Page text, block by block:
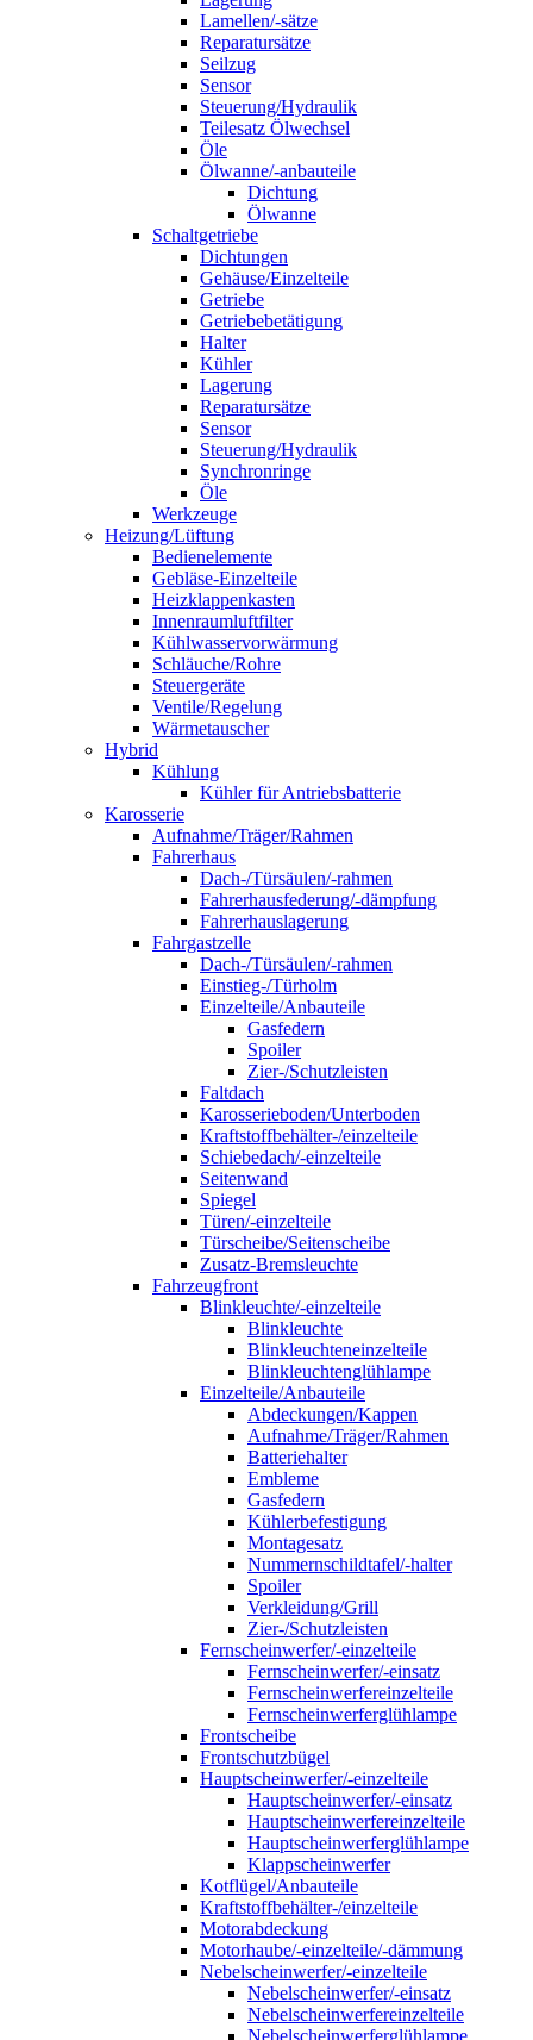
Lamellen/-sätze
Reparatursätze
Seilzug
Sensor
Steuerung/Hydraulik
Teilesatz Ölwechsel
Öle
Ölwanne/-anbauteile
Dichtung
Ölwanne
Schaltgetriebe
Dichtungen
Gehäuse/Einzelteile
Getriebe
Getriebebetätigung
Halter
Kühler
Lagerung
Reparatursätze
Sensor
Steuerung/Hydraulik
Synchronringe
Öle
Werkzeuge
Heizung/Lüftung
Bedienelemente
Gebläse-Einzelteile
Heizklappenkasten
Innenraumluftfilter
Kühlwasservorwärmung
Schläuche/Rohre
Steuergeräte
Ventile/Regelung
Wärmetauscher
Hybrid
Kühlung
Kühler für Antriebsbatterie
Karosserie
Aufnahme/Träger/Rahmen
Fahrerhaus
Dach-/Türsäulen/-rahmen
Fahrerhausfederung/-dämpfung
Fahrerhauslagerung
Fahrgastzelle
Dach-/Türsäulen/-rahmen
Einstieg-/Türholm
Einzelteile/Anbauteile
Gasfedern
Spoiler
Zier-/Schutzleisten
Faltdach
Karosserieboden/Unterboden
Kraftstoffbehälter-/einzelteile
Schiebedach/-einzelteile
Seitenwand
Spiegel
Türen/-einzelteile
Türscheibe/Seitenscheibe
Zusatz-Bremsleuchte
Fahrzeugfront
Blinkleuchte/-einzelteile
Blinkleuchte
Blinkleuchteneinzelteile
Blinkleuchtenglühlampe
Einzelteile/Anbauteile
Abdeckungen/Kappen
Aufnahme/Träger/Rahmen
Batteriehalter
Embleme
Gasfedern
Kühlerbefestigung
Montagesatz
Nummernschildtafel/-halter
Spoiler
Verkleidung/Grill
Zier-/Schutzleisten
Fernscheinwerfer/-einzelteile
Fernscheinwerfer/-einsatz
Fernscheinwerfereinzelteile
Fernscheinwerferglühlampe
Frontscheibe
Frontschutzbügel
Hauptscheinwerfer/-einzelteile
Hauptscheinwerfer/-einsatz
Hauptscheinwerfereinzelteile
Hauptscheinwerferglühlampe
Klappscheinwerfer
Kotflügel/Anbauteile
Kraftstoffbehälter-/einzelteile
Motorabdeckung
Motorhaube/-einzelteile/-dämmung
Nebelscheinwerfer/-einzelteile
Nebelscheinwerfer/-einsatz
Nebelscheinwerfereinzelteile
Nebelscheinwerferglühlampe